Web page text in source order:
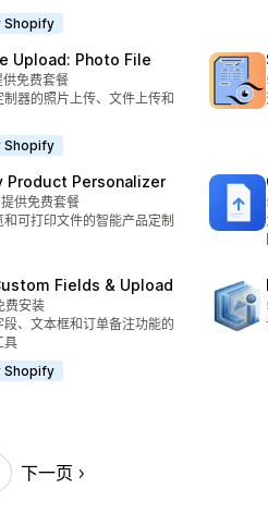
Shopify
Upload: Photo File
星）
供免费套餐
器的照片上传、文件上传和
Shopify
Product Personalizer
星）
论
提供免费套餐
可打印文件的智能产品定制
Fields & Upload
星）
费安装
、文本框和订单备注功能的
具
Shopify
下一页